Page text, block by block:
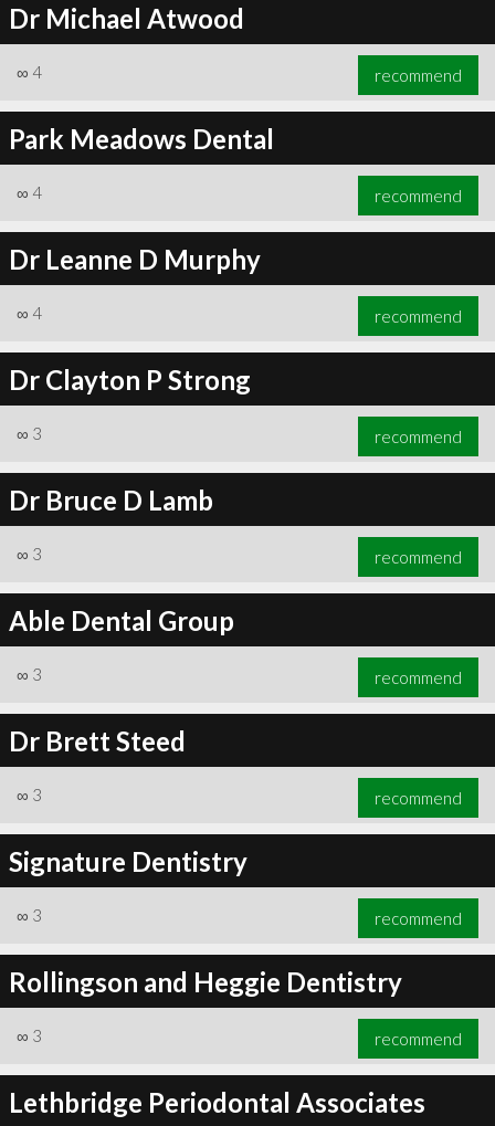
Dr Michael Atwood
∞ 4 recommend
Park Meadows Dental
∞ 4 recommend
Dr Leanne D Murphy
∞ 4 recommend
Dr Clayton P Strong
∞ 3 recommend
Dr Bruce D Lamb
∞ 3 recommend
Able Dental Group
∞ 3 recommend
Dr Brett Steed
∞ 3 recommend
Signature Dentistry
∞ 3 recommend
Rollingson and Heggie Dentistry
∞ 3 recommend
Lethbridge Periodontal Associates